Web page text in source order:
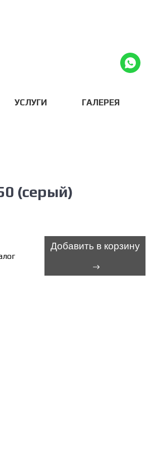
УСЛУГИ ГАЛЕРЕЯ
(серый)
Добавить в корзину